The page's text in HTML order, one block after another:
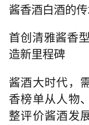
酱香酒白酒的传
首创清雅酱香
造新里程碑
酱酒大时代，
香榜单从人物
整评价酱酒发